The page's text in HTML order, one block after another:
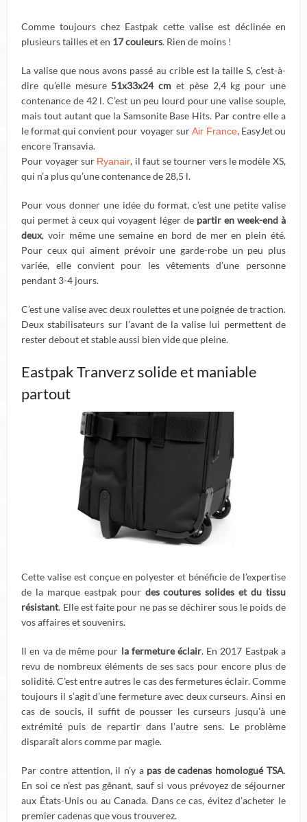
Comme toujours chez Eastpak cette valise est déclinée en
plusieurs tailles et en 17 couleurs. Rien de moins !
La valise que nous avons passé au crible est la taille S, c’est-à-
dire qu’elle mesure 51x33x24 cm et pèse 2,4 kg pour une
contenance de 42 l. C’est un peu lourd pour une valise souple,
mais tout autant que la Samsonite Base Hits. Par contre elle a
le format qui convient pour voyager surAir France, EasyJet ou
encore Transavia.
Pour voyager sur Ryanair, il faut se tourner vers le modèle XS,
qui n’a plus qu’une contenance de 28,5 l.
Pour vous donner une idée du format, c’est une petite valise
qui permet à ceux qui voyagent léger de partir en week-end à
deux, voir même une semaine en bord de mer en plein été.
Pour ceux qui aiment prévoir une garde-robe un peu plus
variée, elle convient pour les vêtements d’une personne
pendant 3-4 jours.
C’est une valise avec deux roulettes et une poignée de traction.
Deux stabilisateurs sur l’avant de la valise lui permettent de
rester debout et stable aussi bien vide que pleine.
Eastpak Tranverz solide et maniable
partout
Cette valise est conçue en polyester et bénéficie de l’expertise
de la marque eastpak pour des coutures solides et du tissu
résistant. Elle est faite pour ne pas se déchirer sous le poids de
vos affaires et souvenirs.
Il en va de même pour la fermeture éclair. En 2017 Eastpak a
revu de nombreux éléments de ses sacs pour encore plus de
solidité. C’est entre autres le cas des fermetures éclair. Comme
toujours il s’agit d’une fermeture avec deux curseurs. Ainsi en
cas de soucis, il suffit de pousser les curseurs jusqu’à une
extrémité puis de repartir dans l’autre sens. Le problème
disparaît alors comme par magie.
Par contre attention, il n’y a pas de cadenas homologué TSA.
En soi ce n’est pas gênant, sauf si vous prévoyez de séjourner
aux États-Unis ou au Canada. Dans ce cas, évitez d’acheter le
premier cadenas que vous trouverez.